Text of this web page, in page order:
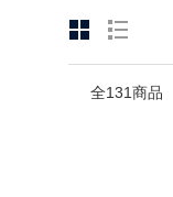
全131商品